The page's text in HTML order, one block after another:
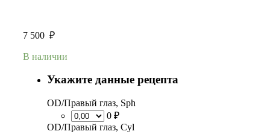
7 500 ₽
В наличии
Укажите данные рецепта
OD/Правый глаз, Sph
0 ₽
OD/Правый глаз, Cyl